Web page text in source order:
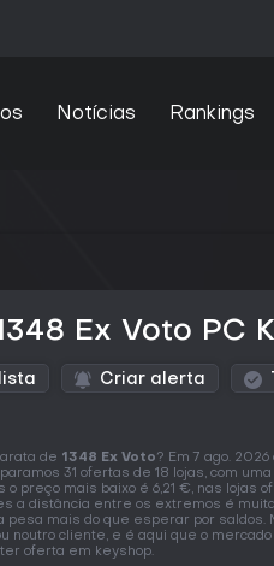
Notícias Rankings
Ex Voto PC
Criar alerta
de 1348 Ex Voto? Em 7 ago.
31 ofertas de 18 lojas, com
o preço mais baixo é 6,21 €, nas lojas
a distância entre os extremos é
pesa mais do que esperar por saldos.
noutro cliente, e é aqui que o
oferta em keyshop.